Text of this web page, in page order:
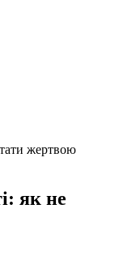
жертвою
як не